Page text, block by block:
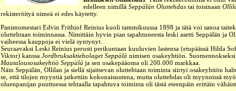
edelleen nimillä Seppälän Oluttehdas tai toisinaan
rekisteröityä nimeä ei edes käytetty.
Panimomestari Edvin Frithiof Reinius kuoli tammikuussa 1898 ja tätä voi sanoa
oluttehtaan toiminnassa. Nimittäin hyvin pian tapahtuneesta leski asetti Seppälän ja
vaiheessa kauppoja ei vielä syntynyt.
Seuraavaksi Leski Reinius perusti perikuntaan kuuluvien lastensa (etupäässä Hilda
Viktor) kanssa Jordbruksaktiebolaget Seppälä nimisen osakeyhtiön.
Maatalousosakeyhtiö Seppälä ja sen osakepääoma oli 200.000 markkaa.
Näin Seppälän, Ollilan ja siellä sijaitsevan oluttehtaan toiminta siirtyi osakeyhtiön
se, että tilojen myyntiä jatkettiin kokonaisuutena, mutta oluttehdas oli myynnissä
oluenpanijan puuttuessa tehtaalla tapahtuva toiminta oli tästä eteenpäin erittäin